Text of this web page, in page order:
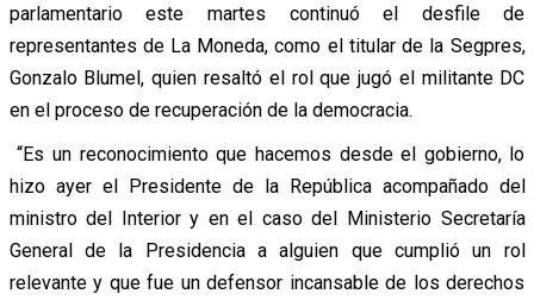
parlamentario este martes continuó el desfile de
representantes de La Moneda, como el titular de la Segpres,
Gonzalo Blumel, quien resaltó el rol que jugó el militante DC
en el proceso de recuperación de la democracia.
“Es un reconocimiento que hacemos desde el gobierno, lo
hizo ayer el Presidente de la República acompañado del
ministro del Interior y en el caso del Ministerio Secretaría
General de la Presidencia a alguien que cumplió un rol
relevante y que fue un defensor incansable de los derechos